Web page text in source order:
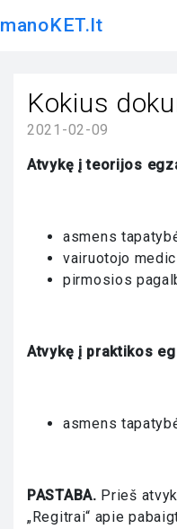
manoKET.lt
Kokius
2021-02-09
Atvykę į teorijos
asmens
vairuotojo
pirmosios
Atvykę į praktikos
asmens
PASTABA. Prieš
„Regitrai“ apie